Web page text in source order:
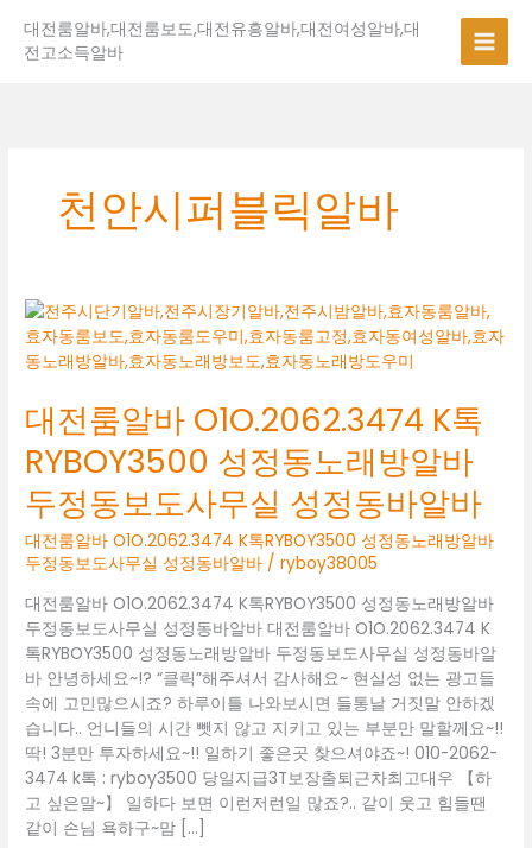
대전룸알바,대전룸보도,대전유흥알바,대전여성알바,대
전고소득알바
천안시퍼블릭알바
대전룸알바 O1O.2062.3474 K톡
RYBOY3500 성정동노래방알바
두정동보도사무실 성정동바알바
대전룸알바 O1O.2062.3474 K톡RYBOY3500 성정동노래방알바
두정동보도사무실 성정동바알바 /ryboy38005
대전룸알바 O1O.2062.3474 K톡RYBOY3500 성정동노래방알바
두정동보도사무실 성정동바알바 대전룸알바 O1O.2062.3474 K
톡RYBOY3500 성정동노래방알바 두정동보도사무실 성정동바알
바 안녕하세요~!? “클릭”해주셔서 감사해요~ 현실성 없는 광고들
속에 고민많으시죠? 하루이틀 나와보시면 들통날 거짓말 안하겠
습니다.. 언니들의 시간 뺏지 않고 지키고 있는 부분만 말할께요~!!
딱! 3분만 투자하세요~!! 일하기 좋은곳 찾으셔야죠~! 010-2062-
3474 k톡 : ryboy3500 당일지급3T보장출퇴근차최고대우 【하
고 싶은말~】 일하다 보면 이런저런일 많죠?.. 같이 웃고 힘들땐
같이 손님 욕하구~맘 […]
대
전
룸
바
O1O.2062.3474
K
톡
RYBOY3500
성
정
노
래
방
알
바
두
정
동
보
도